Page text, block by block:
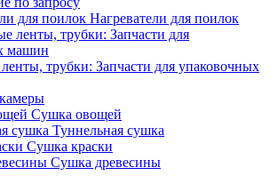
Нагреватели для поилок
трубки: Запчасти для упаковочных
Сушка овощей
Туннельная сушка
Сушка краски
Сушка древесины